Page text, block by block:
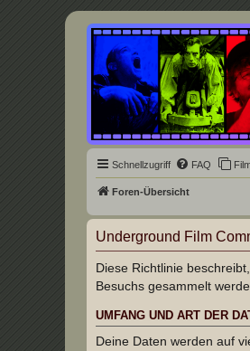
Underground
Die Underground Film Community
Schnellzugriff FAQ
Foren-Übersicht
Underground Film
Diese Richtlinie
Besuchs gesammelt
UMFANG UND ART DER
Deine Daten werden auf